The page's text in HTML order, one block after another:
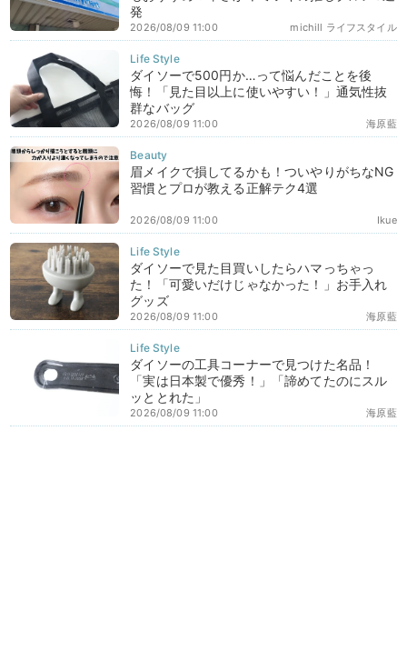
発
michill ライフスタイル
2026/08/09 11:00
ダイソーで500円か…って悩んだことを後
悔！「見た目以上に使いやすい！」通気性抜
群なバッグ
海原藍
2026/08/09 11:00
眉メイクで損してるかも！ついやりがちなNG
習慣とプロが教える正解テク4選
Ikue
2026/08/09 11:00
ダイソーで見た目買いしたらハマっちゃっ
た！「可愛いだけじゃなかった！」お手入れ
グッズ
海原藍
2026/08/09 11:00
ダイソーの工具コーナーで見つけた名品！
「実は日本製で優秀！」「諦めてたのにスル
ッととれた」
海原藍
2026/08/09 11:00